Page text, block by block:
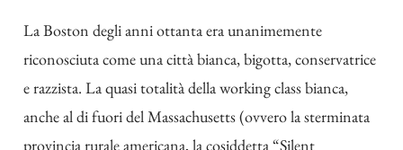
La Boston degli anni ottanta era unanimemente
riconosciuta come una città bianca, bigotta, conservatrice
e razzista. La quasi totalità della working class bianca,
anche al di fuori del Massachusetts (ovvero la sterminata
provincia rurale americana, la cosiddetta “Silent